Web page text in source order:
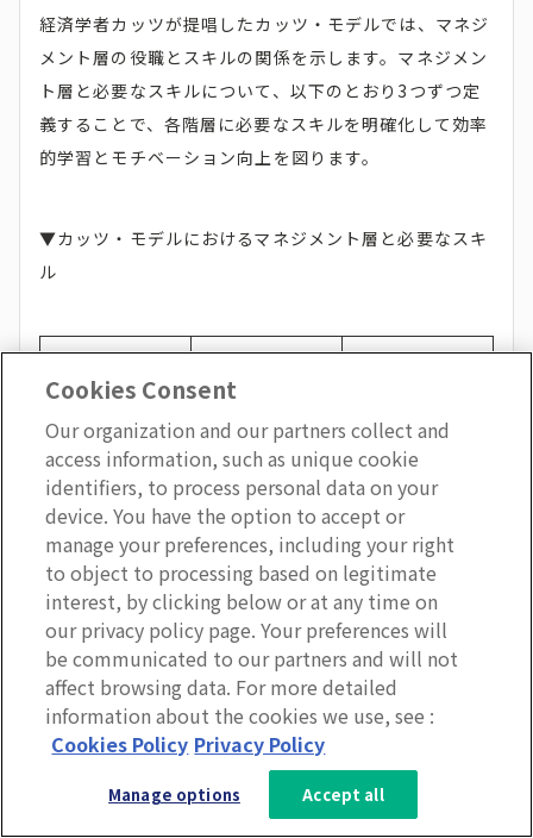
経済学者カッツが提唱したカッツ・モデルでは、マネジ
メント層の役職とスキルの関係を示します。マネジメン
ト層と必要なスキルについて、以下のとおり3つずつ定
義することで、各階層に必要なスキルを明確化して効率
的学習とモチベーション向上を図ります。
▼カッツ・モデルにおけるマネジメント層と必要なスキ
ル
階層 対象者（例）
トップマネジ
メント
（経営者層）
社長、取締
役、
執行役員など
コンセプチュ
アルスキル
（概念化能
力）
※組織全体を
俯瞰し、将来
のビジョンを
描く力
ヒューマンス
キル ＋ 両ス
3分で分かるLumApps
サービス資料を無料ダウンロー
ド
Cookies Consent
Our organization and our partners collect and
access information, such as unique cookie
identifiers, to process personal data on your
device. You have the option to accept or
manage your preferences, including your right
to object to processing based on legitimate
interest, by clicking below or at any time on
our privacy policy page. Your preferences will
be communicated to our partners and will not
affect browsing data. For more detailed
information about the cookies we use, see :
Cookies Policy Privacy Policy
Manage options Accept all